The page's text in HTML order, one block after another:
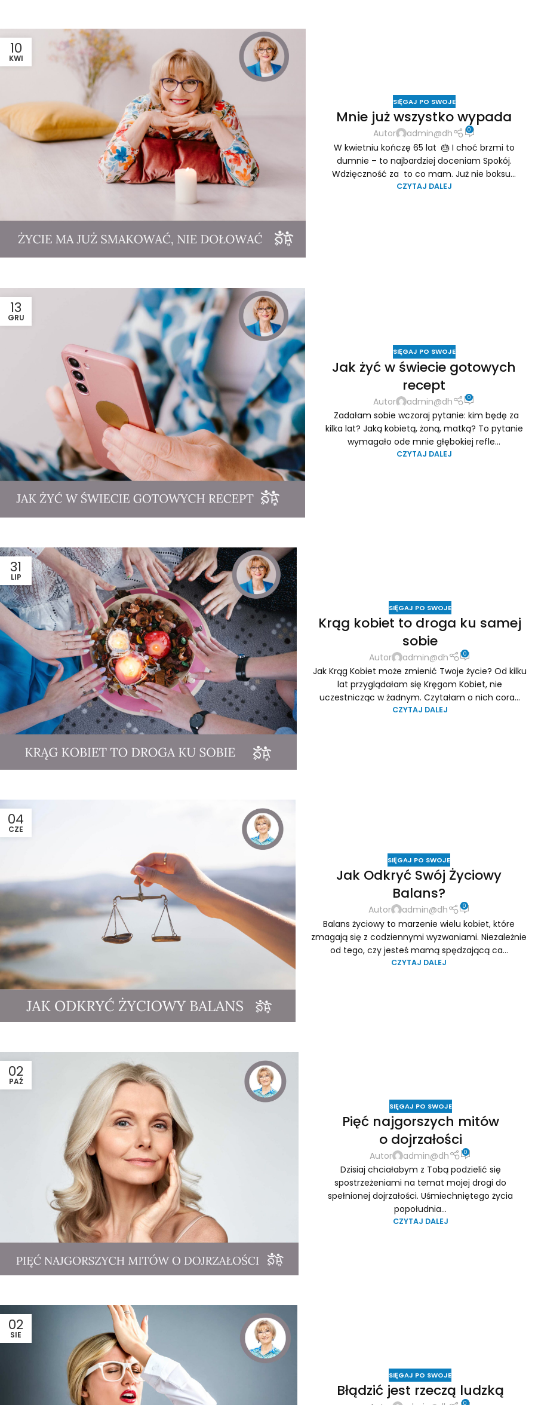
10
KWI
SIĘGAJ PO SWOJE
Mnie już wszystko wypada
Autor admin@dh 0
W kwietniu kończę 65 lat 🎂 I choć brzmi to
dumnie – to najbardziej doceniam Spokój.
Wdzięczność za to co mam. Już nie boksu...
CZYTAJ DALEJ
13
GRU
SIĘGAJ PO SWOJE
Jak żyć w świecie gotowych
recept
Autor admin@dh 0
Zadałam sobie wczoraj pytanie: kim będę za
kilka lat? Jaką kobietą, żoną, matką? To pytanie
wymagało ode mnie głębokiej refle...
CZYTAJ DALEJ
31
LIP
SIĘGAJ PO SWOJE
Krąg kobiet to droga ku samej
sobie
Autor admin@dh 0
Jak Krąg Kobiet może zmienić Twoje życie? Od kilku
lat przyglądałam się Kręgom Kobiet, nie
uczestnicząc w żadnym. Czytałam o nich cora...
CZYTAJ DALEJ
04
CZE
SIĘGAJ PO SWOJE
Jak Odkryć Swój Życiowy
Balans?
Autor admin@dh 0
Balans życiowy to marzenie wielu kobiet, które
zmagają się z codziennymi wyzwaniami. Niezależnie
od tego, czy jesteś mamą spędzającą ca...
CZYTAJ DALEJ
02
PAŹ
SIĘGAJ PO SWOJE
Pięć najgorszych mitów
o dojrzałości
Autor admin@dh 0
Dzisiaj chciałabym z Tobą podzielić się
spostrzeżeniami na temat mojej drogi do
spełnionej dojrzałości. Uśmiechniętego życia
popołudnia...
CZYTAJ DALEJ
02
SIE
SIĘGAJ PO SWOJE
Błądzić jest rzeczą ludzką
0